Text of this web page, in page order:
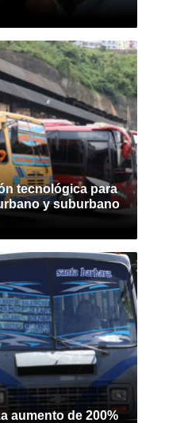
tecnológica para
y suburbano
aumento de 200%